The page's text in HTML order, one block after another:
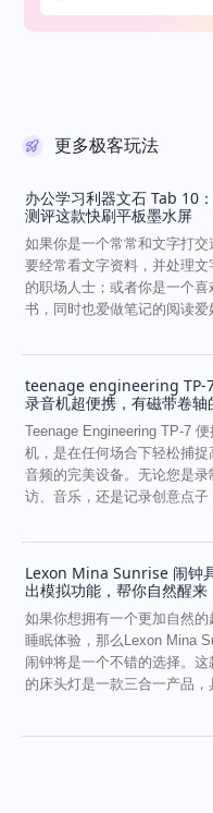
更多极客玩法
办公学习利器文石 Tab 10
测评这款快刷平板墨水屏
如果你是一个常常和文字打交
要经常看文字资料，并处理文
的职场人士；或者你是一个喜
书，同时也爱做笔记的阅读爱
teenage engineering TP-
录音机超便携，有磁带卷轴
Teenage Engineering TP-7
机，是在任何场合下轻松捕捉
音频的完美设备。无论您是录
访、音乐，还是记录创意点子
Lexon Mina Sunrise 闹钟
出模拟功能，帮你自然醒来
如果你想拥有一个更加自然的
睡眠体验，那么Lexon Mina
闹钟将是一个不错的选择。这
的床头灯是一款三合一产品，